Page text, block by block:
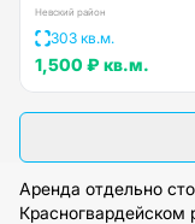
Невский район
303 кв.м.
1,500 ₽ кв.м.
Аренда отдельно
Красногвардейском